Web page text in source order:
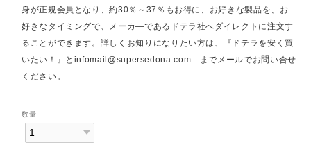
身が正規会員となり、約30％～37％もお得に、お好きな製品を、お
好きなタイミングで、メーカ―であるドテラ社へダイレクトに注文す
ることができます。詳しくお知りになりたい方は、『ドテラを安く買
いたい！』と infomail@supersedona.com までメールでお問い合せ
ください。
数量